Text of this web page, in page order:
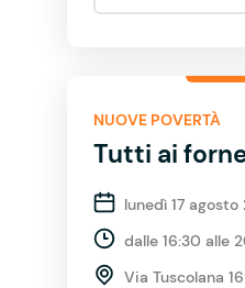
NUOVE POVERTÀ
Tutti ai
lunedì 17 agosto
dalle 16:30 alle
Via Tuscolana